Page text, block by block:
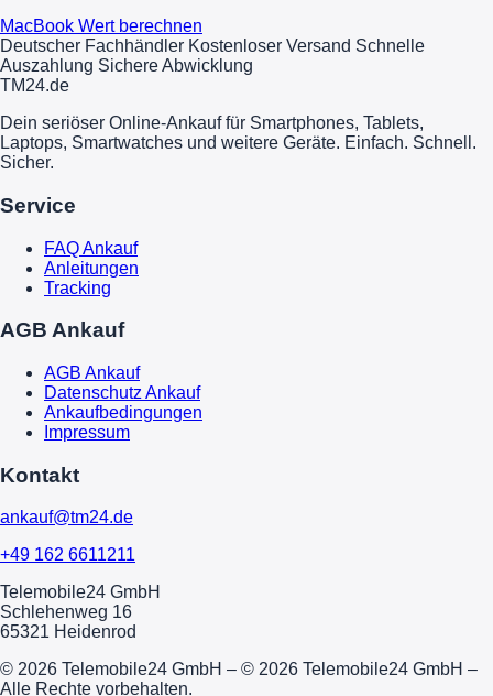
MacBook Wert berechnen
Deutscher Fachhändler Kostenloser Versand Schnelle
Auszahlung Sichere Abwicklung
TM24.de
Dein seriöser Online-Ankauf für Smartphones, Tablets,
Laptops, Smartwatches und weitere Geräte. Einfach. Schnell.
Sicher.
Service
FAQ Ankauf
Anleitungen
Tracking
AGB Ankauf
AGB Ankauf
Datenschutz Ankauf
Ankaufbedingungen
Impressum
Kontakt
ankauf@tm24.de
+49 162 6611211
Telemobile24 GmbH
Schlehenweg 16
65321 Heidenrod
© 2026 Telemobile24 GmbH – © 2026 Telemobile24 GmbH –
Alle Rechte vorbehalten.